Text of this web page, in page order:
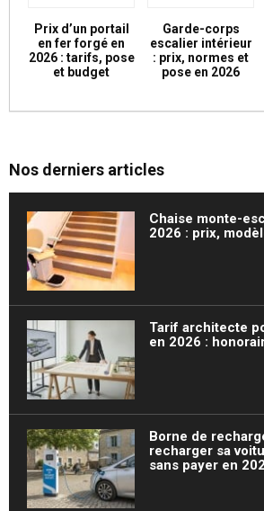
Prix d’un portail
en fer forgé en
2026 : tarifs, pose
et budget
Garde-corps
escalier intérieur
: prix, normes et
pose en 2026
Nos derniers articles
Chaise monte-
2026 : prix,
Tarif architecte
en 2026 :
Borne de
recharger sa
sans payer en